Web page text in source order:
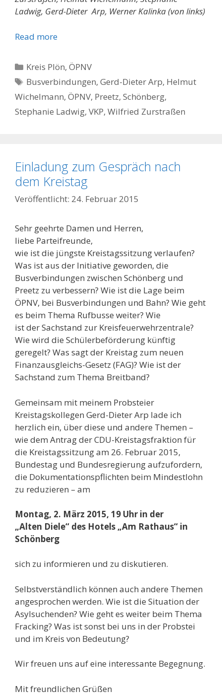
Ladwig, Gerd-Dieter Arp, Werner Kalinka (von links)
Read more
Kategorien
Kreis Plön,ÖPNV
Schlagwörter
Busverbindungen,Gerd-Dieter Arp, Helmut
Wichelmann, ÖPNV, Preetz, Schönberg,
Stephanie Ladwig, VKP, Wilfried Zurstraßen
Einladung zum Gespräch nach
dem Kreistag
24. Februar 2015
Sehr geehrte Damen und Herren,
liebe Parteifreunde,
wie ist die jüngste Kreistagssitzung verlaufen?
Was ist aus der Initiative geworden, die
Busverbindungen zwischen Schönberg und
Preetz zu verbessern? Wie ist die Lage beim
ÖPNV, bei Busverbindungen und Bahn? Wie geht
es beim Thema Rufbusse weiter? Wie
ist der Sachstand zur Kreisfeuerwehrzentrale?
Wie wird die Schülerbeförderung künftig
geregelt? Was sagt der Kreistag zum neuen
Finanzausgleichs-Gesetz (FAG)? Wie ist der
Sachstand zum Thema Breitband?
Gemeinsam mit meinem Probsteier
Kreistagskollegen Gerd-Dieter Arp lade ich
herzlich ein, über diese und andere Themen –
wie dem Antrag der CDU-Kreistagsfraktion für
die Kreistagssitzung am 26. Februar 2015,
Bundestag und Bundesregierung aufzufordern,
die Dokumentationspflichten beim Mindestlohn
zu reduzieren – am
Montag, 2. März 2015, 19 Uhr in der
„Alten Diele“ des Hotels „Am Rathaus“ in
Schönberg
sich zu informieren und zu diskutieren.
Selbstverständlich können auch andere Themen
angesprochen werden. Wie ist die Situation der
Asylsuchenden? Wie geht es weiter beim Thema
Fracking? Was ist sonst bei uns in der Probstei
und im Kreis von Bedeutung?
Wir freuen uns auf eine interessante Begegnung.
Mit freundlichen Grüßen